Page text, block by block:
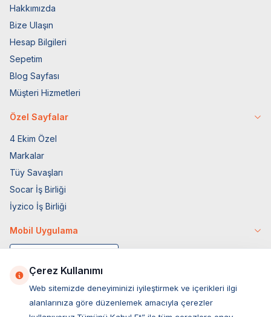
Hakkımızda
Bize Ulaşın
Hesap Bilgileri
Sepetim
Blog Sayfası
Müşteri Hizmetleri
Özel Sayfalar
4 Ekim Özel
Markalar
Tüy Savaşları
Socar İş Birliği
İyzico İş Birliği
Mobil Uygulama
Çerez Kullanımı
Web sitemizde deneyiminizi iyileştirmek ve içerikleri ilgi
alanlarınıza göre düzenlemek amacıyla çerezler